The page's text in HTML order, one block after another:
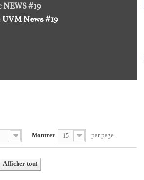
#19
UVM News #19
Montrer 15 par page
Afficher tout